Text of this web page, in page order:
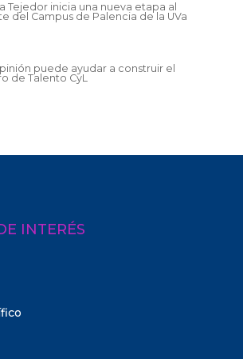
Tejedor inicia una nueva etapa al
del Campus de Palencia de la UVa
puede ayudar a construir el
de Talento CyL
INTERÉS